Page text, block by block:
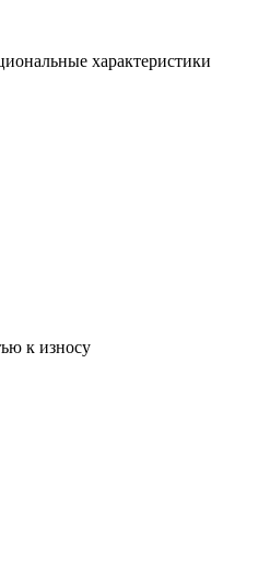
характеристики
к износу